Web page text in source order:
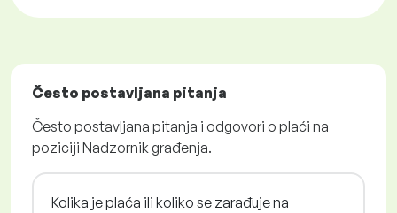
Često postavljana pitanja
Često postavljana pitanja i odgovori o plaći na
poziciji Nadzornik građenja.
Kolika je plaća ili koliko se zarađuje na